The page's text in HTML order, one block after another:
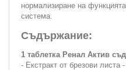
нормализиране на
система.
Съдържание:
1 таблетка Ренал Актив
- Екстракт от брезови листа -